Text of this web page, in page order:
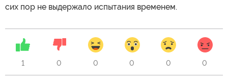
сих пор не выдержало испытания временем.
1 0 0 0 0 0